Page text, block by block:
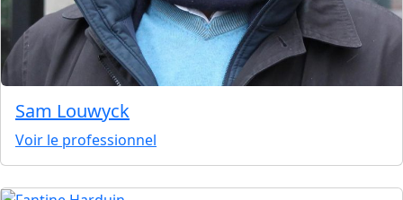
Sam Louwyck
Voir le professionnel